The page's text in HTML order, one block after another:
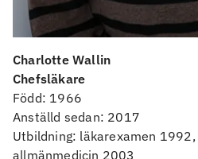
Charlotte Wallin
Chefsläkare
Född: 1966
Anställd sedan: 2017
Utbildning: läkarexamen
allmänmedicin 2003